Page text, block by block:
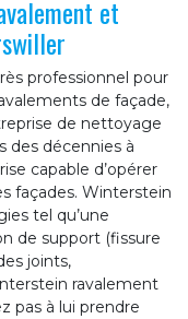
et
professionnel pour
de façade,
de nettoyage
des décennies à
capable d’opérer
façades. Winterstein
tel qu’une
de support (fissure
joints,
ravalement
pas à lui prendre